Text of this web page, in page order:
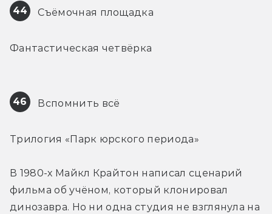
44 Съёмочная площадка
Фантастическая четвёрка
46 Вспомнить всё
Трилогия «Парк юрского периода»
В 1980-х Майкл Крайтон написал сценарий
фильма об учёном, который клонировал
динозавра. Но ни одна студия не взглянула на